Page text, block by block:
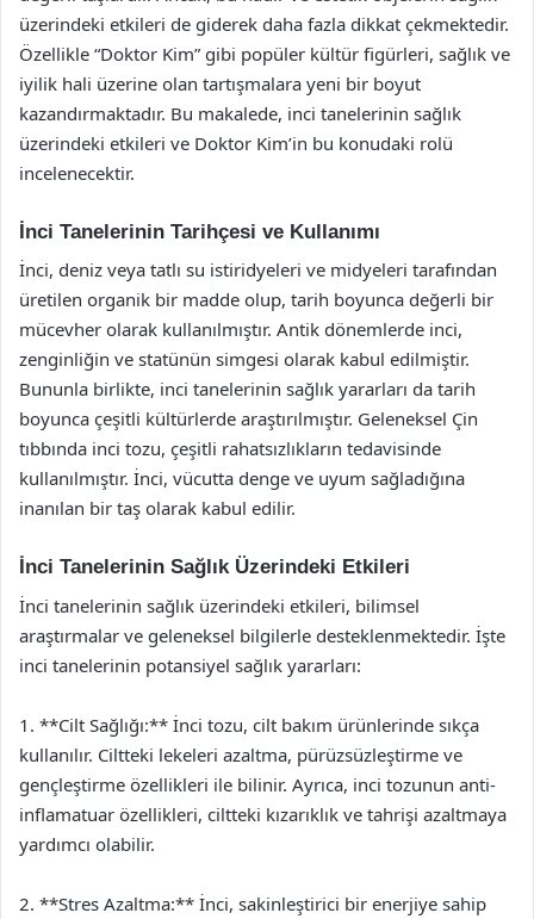
üzerindeki etkileri de giderek daha fazla dikkat çekmektedir.
Özellikle “Doktor Kim” gibi popüler kültür figürleri, sağlık ve
iyilik hali üzerine olan tartışmalara yeni bir boyut
kazandırmaktadır. Bu makalede, inci tanelerinin sağlık
üzerindeki etkileri ve Doktor Kim’in bu konudaki rolü
incelenecektir.
İnci Tanelerinin Tarihçesi ve Kullanımı
İnci, deniz veya tatlı su istiridyeleri ve midyeleri tarafından
üretilen organik bir madde olup, tarih boyunca değerli bir
mücevher olarak kullanılmıştır. Antik dönemlerde inci,
zenginliğin ve statünün simgesi olarak kabul edilmiştir.
Bununla birlikte, inci tanelerinin sağlık yararları da tarih
boyunca çeşitli kültürlerde araştırılmıştır. Geleneksel Çin
tıbbında inci tozu, çeşitli rahatsızlıkların tedavisinde
kullanılmıştır. İnci, vücutta denge ve uyum sağladığına
inanılan bir taş olarak kabul edilir.
İnci Tanelerinin Sağlık Üzerindeki Etkileri
İnci tanelerinin sağlık üzerindeki etkileri, bilimsel
araştırmalar ve geleneksel bilgilerle desteklenmektedir. İşte
inci tanelerinin potansiyel sağlık yararları:
1. **Cilt Sağlığı:** İnci tozu, cilt bakım ürünlerinde sıkça
kullanılır. Ciltteki lekeleri azaltma, pürüzsüzleştirme ve
gençleştirme özellikleri ile bilinir. Ayrıca, inci tozunun anti-
inflamatuar özellikleri, ciltteki kızarıklık ve tahrişi azaltmaya
yardımcı olabilir.
2. **Stres Azaltma:** İnci, sakinleştirici bir enerjiye sahip